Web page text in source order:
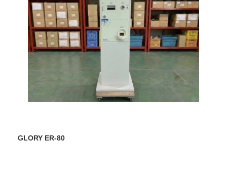
GLORY ER-80